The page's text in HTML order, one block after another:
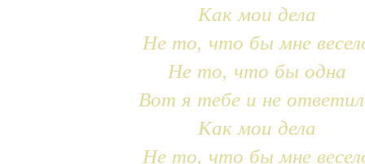
Как мои дела
Не то, что бы мне
Не то, что бы одна
Вот я тебе и не
Как мои дела
Не то, что бы мне